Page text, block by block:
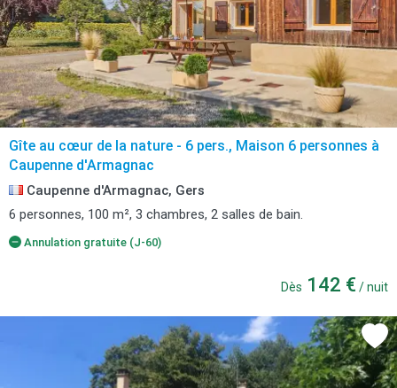
Gîte au cœur de la nature - 6 pers., Maison 6 personnes à
Caupenne d'Armagnac
Caupenne d'Armagnac, Gers
6 personnes, 100 m², 3 chambres, 2 salles de bain.
Annulation gratuite (J-60)
Dès 142 € / nuit